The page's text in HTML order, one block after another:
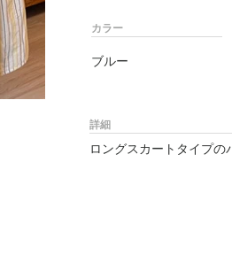
カラー
ブルー
詳細
ロングスカートタイプの